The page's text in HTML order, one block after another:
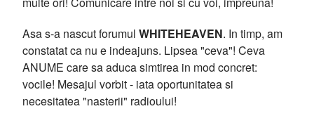
Asa s-a nascut forumul WHITEHEAVEN. In timp, am
constatat ca nu e indeajuns. Lipsea "ceva"! Ceva
ANUME care sa aduca simtirea in mod concret:
vocile! Mesajul vorbit - iata oportunitatea si
necesitatea "nasterii" radioului!